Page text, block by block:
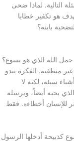
التالية. لماذا ضحى
هو تكفير خطايا
بابنه؟
الله الذي هو يسوع؟
منطقية. الفكرة تبدو
سيئة، لكنه لا
يحبه أيضاً، ويرسله
للإنسان أخطاءه. فقط
كذبيحة أدخلها الرسول